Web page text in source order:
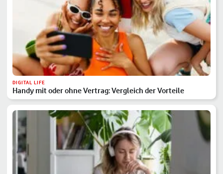
DIGITAL LIFE
Handy mit oder ohne Vertrag: Vergleich der Vorteile